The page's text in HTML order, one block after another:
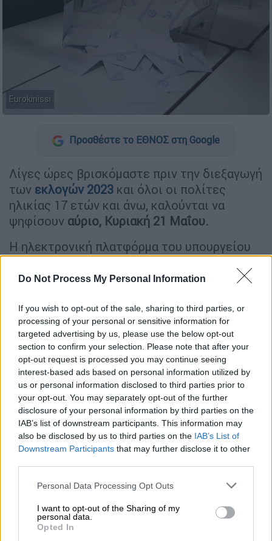
Do Not Process My Personal Information
If you wish to opt-out of the sale, sharing to third parties, or
processing of your personal or sensitive information for
targeted advertising by us, please use the below opt-out
section to confirm your selection. Please note that after your
opt-out request is processed you may continue seeing
interest-based ads based on personal information utilized by
us or personal information disclosed to third parties prior to
your opt-out. You may separately opt-out of the further
disclosure of your personal information by third parties on the
IAB’s list of downstream participants. This information may
also be disclosed by us to third parties on the IAB’s List of
Downstream Participants that may further disclose it to other
Please note that this website/app uses one or more Google
not limited to your visit or usage behaviour. You may click to
grant or deny consent to Google and its third-party tags to
use your data for below specified purposes in below Google
Personal Data Processing Opt Outs
I want to opt-out of the Sharing of my
personal data.
Opted In
Eurokinissi
Προσθέστε το ΕΘΝΟΣ στη Google
Λίγες ώρες βρισκόμαστε πριν την διεξαγωγή
των εκλογών 2023 και όλοι οι πολίτες
ηλικίας 17 ετών και άνω, καλούνται να
ψηφίσουν αύριο, Κυριακή 21 Μαΐου.
Η ηλεκτρονική πλατφόρμα του υπουργείου
ενημερωμένη με τα εκλογικά τμήματα και
Η διαδικασία συμπλήρωσης της φόρμας
είναι απλή, καθώς απλά να ζητάει να
συμπληρώσετε μερικά βασικά στοιχεία,
όπως το ονοματεπώνυμό σας, το όνομα του
πατρός σας κ.τ.λ.
video